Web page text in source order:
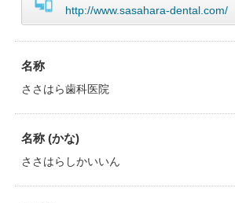
http://www.sasahara-dental.com/
名称
ささはら歯科医院
名称 (かな)
ささはらしかいいん